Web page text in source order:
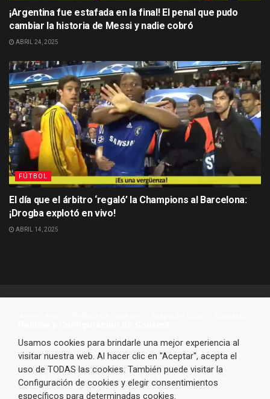
¡Argentina fue estafada en la final! El penal que pudo
cambiar la historia de Messi y nadie cobró
ABRIL 24, 2025
FÚTBOL
El día que el árbitro ‘regaló’ la Champions al Barcelona:
¡Drogba explotó en vivo!
ABRIL 14, 2025
© 2023 VarFutbol.com - Todos los derechos reservados.
Usamos cookies para brindarle una mejor experiencia al
visitar nuestra web. Al hacer clic en "Aceptar", acepta el
uso de TODAS las cookies. También puede visitar la
Configuración de cookies y elegir consentimientos
específicos para determinadas cookies.